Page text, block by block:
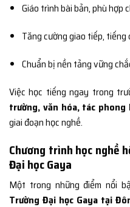
Giáo trình bài bản, phù hợp
Tăng cường giao tiếp, tiếng
Chuẩn bị nền tảng vững
Việc học tiếng ngay trong
trường, văn hóa, tác phong
giai đoạn học nghề.
Chương trình học nghề
Đại học Gaya
Một trong những điểm nổi
Trường Đại học Gaya tại